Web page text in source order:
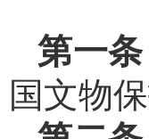
第一条
国文物